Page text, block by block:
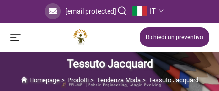
[email protected] IT
Richiedi un preventivo
Tessuto Jacquard
Homepage > Prodotti > Tendenza Moda > Tessuto Jacquard